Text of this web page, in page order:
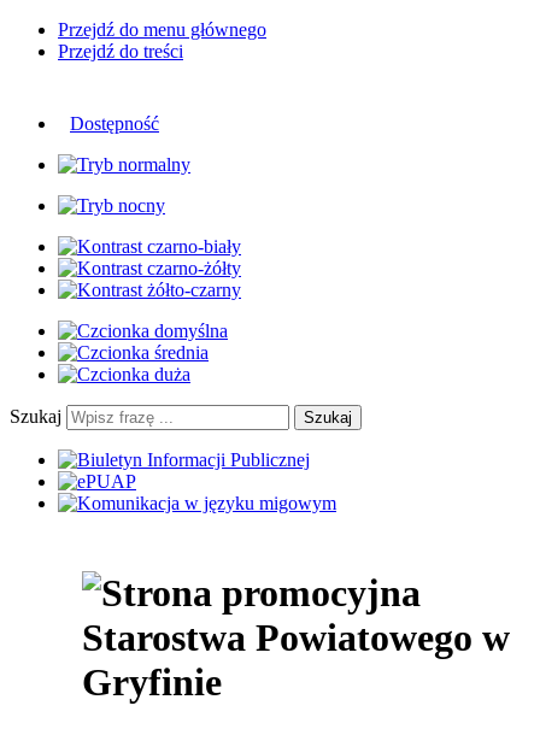
Przejdź do menu głównego
Przejdź do treści
Dostępność
Szukaj Szukaj